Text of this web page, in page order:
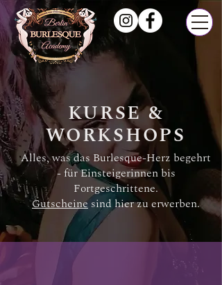
KURSE &
WORKSHOPS
Alles, was das Burlesque-Herz begehrt
- für Einsteigerinnen bis
Fortgeschrittene.
Gutscheinesind hier zu erwerben.